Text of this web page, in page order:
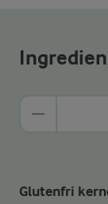
Glutenfri